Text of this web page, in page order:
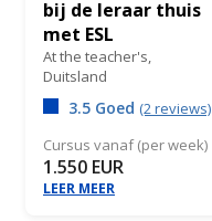
bij de leraar thuis
met ESL
At the teacher's,
Duitsland
3.5 Goed (2 reviews)
Cursus vanaf (per week)
1.550 EUR
LEER MEER